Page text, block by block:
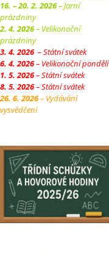
16. – 20. 2. 2026– Jarní
prázdniny
2. 4. 2026– Velikonoční
prázdniny
3. 4. 2026– Státní svátek
6. 4. 2026– Velikonoční pondělí
1. 5. 2026– Státní svátek
8. 5. 2026– Státní svátek
26. 6. 2026– Vydávání
vysvědčení